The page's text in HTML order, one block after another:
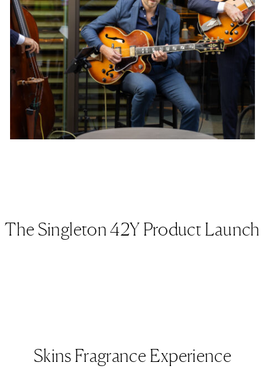
The Singleton 42Y Product Launch
Skins Fragrance Experience